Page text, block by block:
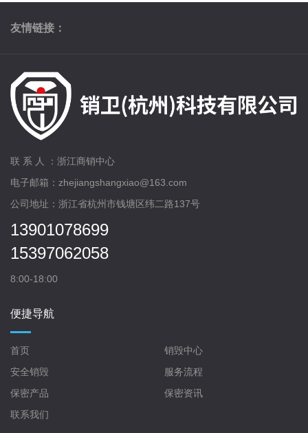
友情链接：
联 系 人 ：浙江商销中心
电子邮箱：zhejiangshangxiao@163.com
公司地址：浙江省杭州市钱塘区纬二路137号
13901078699
15397062058
8:00-18:00
便捷导航
首页
销毁中心
安全销毁
服务流程
保密产品
保密资讯
联系我们